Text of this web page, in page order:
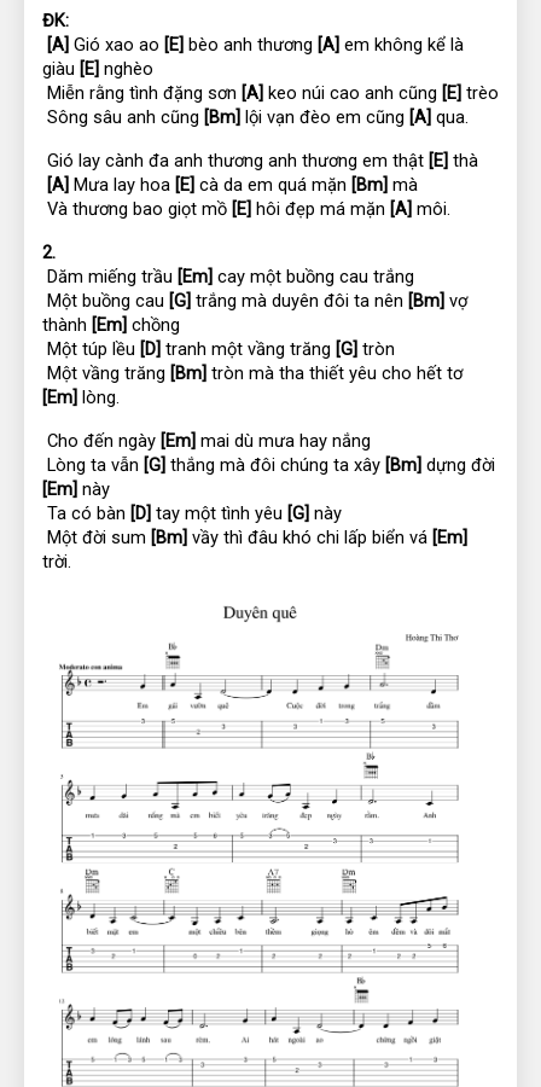
ĐK:
[A] Gió xao ao [E] bèo anh thương [A] em không kể là
giàu [E] nghèo
Miễn rằng tình đặng sơn [A] keo núi cao anh cũng [E] trèo
Sông sâu anh cũng [Bm] lội vạn đèo em cũng [A] qua.
Gió lay cành đa anh thương anh thương em thật [E] thà
[A] Mưa lay hoa [E] cà da em quá mặn [Bm] mà
Và thương bao giọt mồ [E] hôi đẹp má mặn [A] môi.
2.
Dăm miếng trầu [Em] cay một buồng cau trắng
Một buồng cau [G] trắng mà duyên đôi ta nên [Bm] vợ
thành [Em] chồng
Một túp lều [D] tranh một vầng trăng [G] tròn
Một vầng trăng [Bm]
tròn mà tha thiết yêu cho hết tơ
[Em] lòng.
Cho đến ngày [Em] mai dù mưa hay nắng
Lòng ta vẫn [G] thắng mà đôi chúng ta xây [Bm]
[Em] này
Ta có bàn [D] tay một tình yêu [G] này
Một đời sum [Bm] vầy thì đâu khó chi lấp biển vá [Em]
trời.